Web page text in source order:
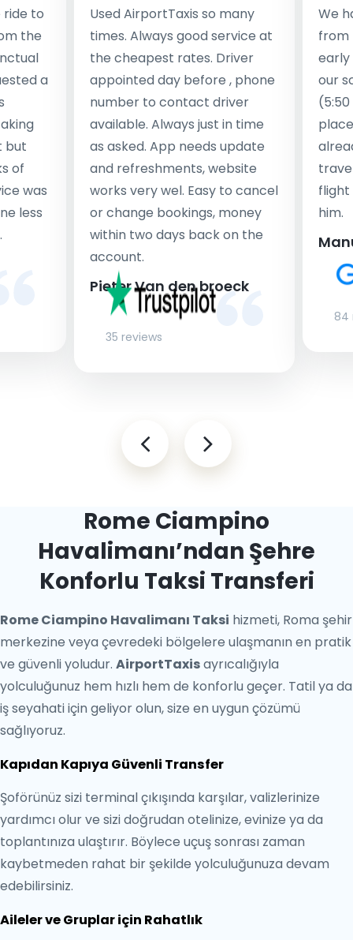
to
the
a
but
of
was
less
Used AirportTaxis so many
times. Always good service at
the cheapest rates. Driver
appointed day before , phone
number to contact driver
available. Always just in time
as asked. App needs update
and refreshments, website
works very wel. Easy to cancel
or change bookings, money
within two days back on the
account.
Pieter Van den broeck
35 reviews
We
from
early
our
flight
him.
84
Rome Ciampino
Havalimanı’ndan Şehre
Konforlu Taksi Transferi
Rome Ciampino Havalimanı Taksi hizmeti, Roma şehir
merkezine veya çevredeki bölgelere ulaşmanın en pratik
ve güvenli yoludur. AirportTaxisayrıcalığıyla
yolculuğunuz hem hızlı hem de konforlu geçer. Tatil ya da
iş seyahati için geliyor olun, size en uygun çözümü
sağlıyoruz.
Kapıdan Kapıya Güvenli Transfer
Şoförünüz sizi terminal çıkışında karşılar, valizlerinize
yardımcı olur ve sizi doğrudan otelinize, evinize ya da
toplantınıza ulaştırır. Böylece uçuş sonrası zaman
kaybetmeden rahat bir şekilde yolculuğunuza devam
edebilirsiniz.
Aileler ve Gruplar için Rahatlık